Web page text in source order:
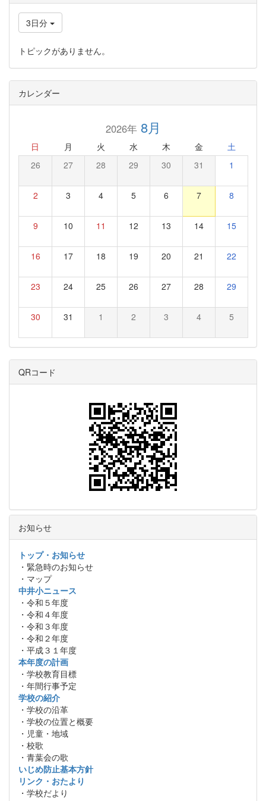
3日分
トピックがありません。
カレンダー
2026年8月
日 月 火 水 木 金 土
26 27 28 29 30 31 1
2 3 4 5 6 7 8
9 10 11 12 13 14 15
16 17 18 19 20 21 22
23 24 25 26 27 28 29
30 31 1 2 3 4 5
QRコード
お知らせ
トップ・お知らせ
・緊急時のお知らせ
・マップ
中井小ニュース
・令和５年度
・令和４年度
・令和３年度
・令和２年度
・平成３１年度
本年度の計画
・学校教育目標
・年間行事予定
学校の紹介
・学校の沿革
・学校の位置と概要
・児童・地域
・校歌
・青葉会の歌
いじめ防止基本方針
リンク・おたより
・学校だより